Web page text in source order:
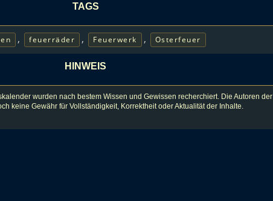
TAGS
, feuerräder , Feuerwerk , Osterfeuer
HINWEIS
wurden nach bestem Wissen und Gewissen recherchiert. Die Autoren der
keine Gewähr für Vollständigkeit, Korrektheit oder Aktualität der Inhalte.